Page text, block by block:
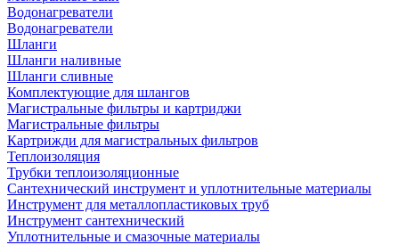
Водонагреватели
Водонагреватели
Шланги
Шланги наливные
Шланги сливные
Комплектующие для шлангов
Магистральные фильтры и картриджи
Магистральные фильтры
Картрижди для магистральных фильтров
Теплоизоляция
Трубки теплоизоляционные
Сантехнический инструмент и уплотнительные материалы
Инструмент для металлопластиковых труб
Инструмент сантехнический
Уплотнительные и смазочные материалы